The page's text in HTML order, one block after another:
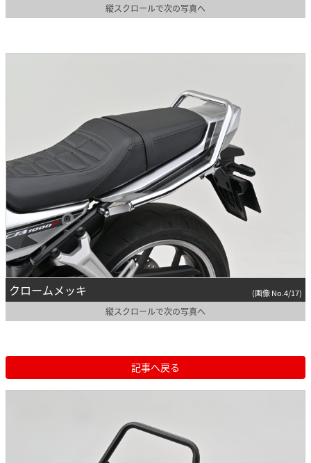
縦スクロールで次の写真へ
クロームメッキ (画像 No.4/17)
縦スクロールで次の写真へ
記事へ戻る